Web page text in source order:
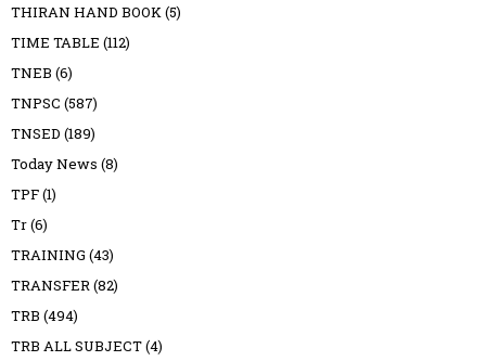
THIRAN HAND BOOK(5)
TIME TABLE (112)
TNEB (6)
TNPSC (587)
TNSED (189)
Today News (8)
TPF(1)
Tr(6)
TRAINING (43)
TRANSFER(82)
TRB (494)
TRB ALL SUBJECT(4)